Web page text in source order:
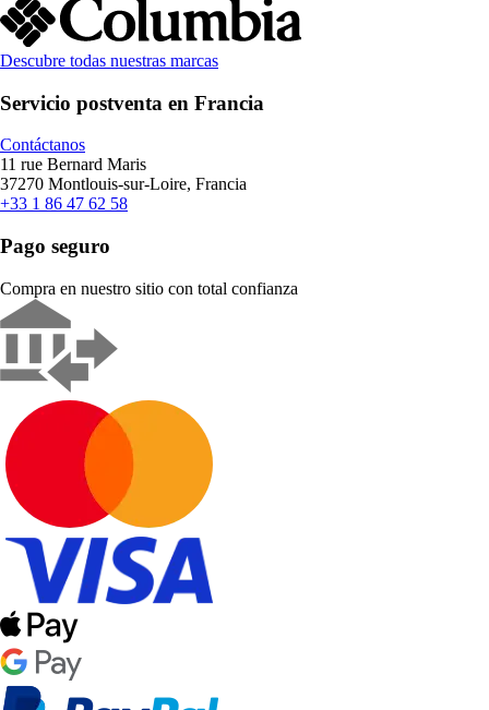
Descubre todas nuestras marcas
Servicio postventa en Francia
Contáctanos
11 rue Bernard Maris
37270 Montlouis-sur-Loire, Francia
+33 1 86 47 62 58
Pago seguro
Compra en nuestro sitio con total confianza